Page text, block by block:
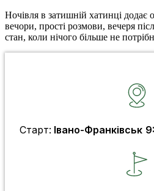
Ночівля в затишній хатинці додає
вечори, прості розмови, вечеря
стан, коли нічого більше не
Старт: Івано-Франківськ